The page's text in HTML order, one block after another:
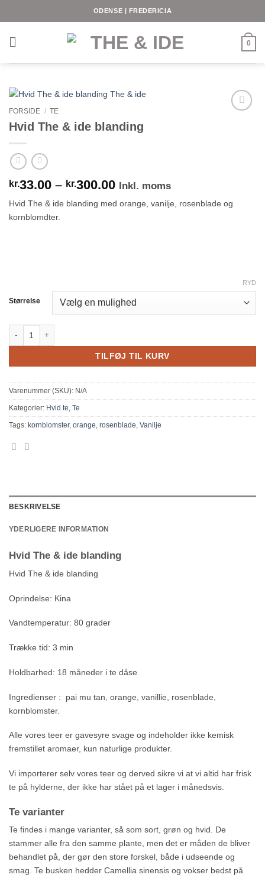
ODENSE | FREDERICIA
0
FORSIDE / TE
Hvid The & ide blanding
kr.33.00 – kr.300.00Prisinterval:
til
Inkl. moms
Hvid The & ide blanding med orange, vanilje, rosenblade og
kornblomdter.
Størrelse
RYD
TILFØJ TIL KURV
Varenummer (SKU): N/A
Kategorier: Hvid te Te
Tags: kornblomster, orange rosenblade Vanilje
BESKRIVELSE
YDERLIGERE INFORMATION
Hvid The & ide blanding
Hvid The & ide blanding
Oprindelse: Kina
Vandtemperatur: 80 grader
Trække tid: 3 min
Holdbarhed: 18 måneder i te dåse
Ingredienser : pai mu tan, orange, vanillie, rosenblade,
kornblomster.
Alle vores teer er gavesyre svage og indeholder ikke kemisk
fremstillet aromaer, kun naturlige produkter.
Vi importerer selv vores teer og derved sikre vi at vi altid har frisk
te på hylderne, der ikke har stået på et lager i månedsvis.
Te varianter
Te findes i mange varianter, så som sort, grøn og hvid. De
stammer alle fra den samme plante, men det er måden de bliver
behandlet på, der gør den store forskel, både i udseende og
smag. Te busken hedder Camellia sinensis og vokser bedst på